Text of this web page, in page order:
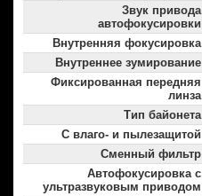
Звук привода
автофокусировки
Внутренняя фокусировка
Внутреннее зумирование
Фиксированная передняя
линза
Тип байонета
С влаго- и пылезащитой
Сменный фильтр
Автофокусировка с
ультразвуковым приводом